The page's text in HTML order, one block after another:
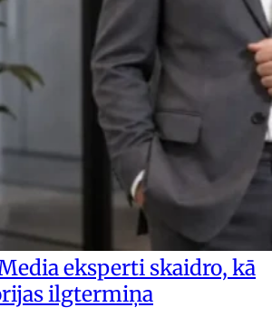
eksperti skaidro, kā
ilgtermiņa